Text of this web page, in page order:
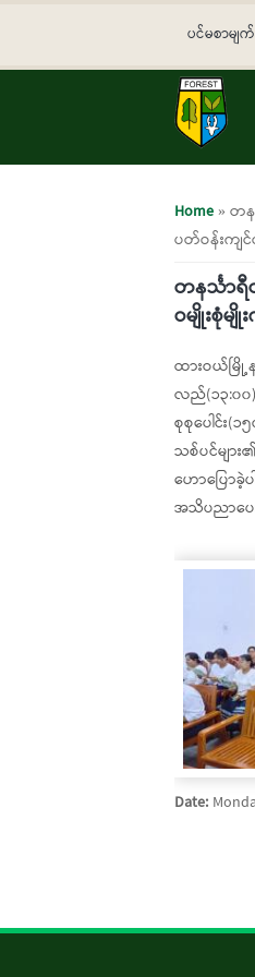
ပင်မစာမျ
You are
Home» တန
ပတ်ဝန်းကျ
တနင်္သာရီ
ဝမျိုးစုံမ
ထားဝယ်မြို့
လည်(၁၃:၀၀)
စုစုပေါင်း(
သစ်ပင်များ
ဟောပြော
အသိပညာပေ
Date: